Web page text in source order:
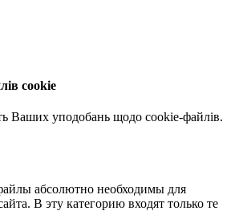
cookie
Ваших уподобань щодо cookie-файлів.
абсолютно необходимы для
В эту категорию входят только те